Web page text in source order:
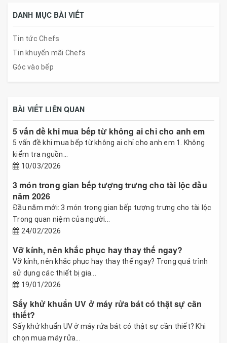
DANH MỤC BÀI VIẾT
Tin tức Chefs
Tin khuyến mãi Chefs
Góc vào bếp
BÀI VIẾT LIÊN QUAN
5 vấn đề khi mua bếp từ không ai chỉ cho anh em
5 vấn đề khi mua bếp từ không ai chỉ cho anh em 1. Không
kiểm tra nguồn...
10/03/2026
3 món trong gian bếp tượng trưng cho tài lộc đầu
năm 2026
Đầu năm mới: 3 món trong gian bếp tượng trưng cho tài lộc
Trong quan niệm của người...
24/02/2026
Vỡ kính, nên khắc phục hay thay thế ngay?
Vỡ kính, nên khắc phục hay thay thế ngay? Trong quá trình
sử dụng các thiết bị gia...
19/01/2026
Sấy khử khuẩn UV ở máy rửa bát có thật sự cần
thiết?
Sấy khử khuẩn UV ở máy rửa bát có thật sự cần thiết? Khi
chọn mua máy rửa...